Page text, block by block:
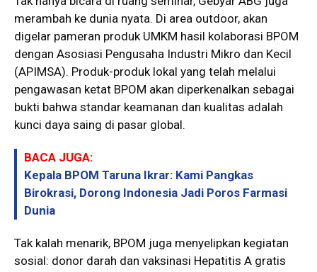
merambah ke dunia nyata. Di area outdoor, akan
digelar pameran produk UMKM hasil kolaborasi BPOM
dengan Asosiasi Pengusaha Industri Mikro dan Kecil
(APIMSA). Produk-produk lokal yang telah melalui
pengawasan ketat BPOM akan diperkenalkan sebagai
bukti bahwa standar keamanan dan kualitas adalah
kunci daya saing di pasar global.
BACA JUGA:
Kepala BPOM Taruna Ikrar: Kami Pangkas
Birokrasi, Dorong Indonesia Jadi Poros Farmasi
Dunia
Tak kalah menarik, BPOM juga menyelipkan kegiatan
sosial: donor darah dan vaksinasi Hepatitis A gratis